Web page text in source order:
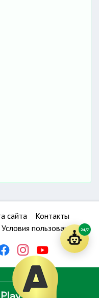
сайта
Контакты
Условия пользования 24/7